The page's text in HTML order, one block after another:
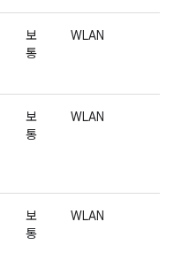
보
통
WLAN
보
통
WLAN
보
통
WLAN